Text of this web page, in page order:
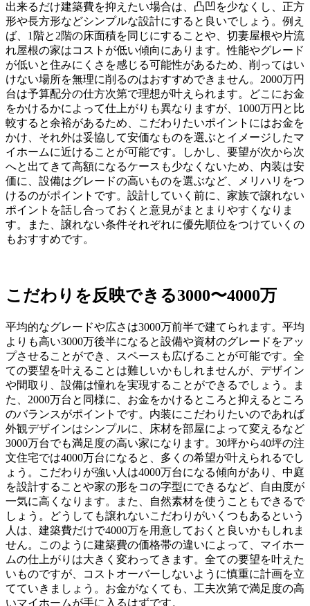
出来るだけ建築費を抑えたい場合は、凸凹を少なくし、正方
形や長方形などシンプルな設計にすると良いでしょう。例え
ば、1階と2階の床面積を同じにすることや、切妻屋根や片流
れ屋根の家はコストが低い傾向にあります。性能やグレード
が低いと住みにくさを感じる可能性があるため、削ってはい
けない場所を無理に削るのはおすすめできません。2000万円
台は予算配分の仕方次第で理想が叶えられます。どこにお金
をかけるかによって仕上がりも異なりますが、1000万円と比
較すると余裕があるため、こだわりたいポイントにはお金を
かけ、それ外は妥協して安価なものを選ぶとイメージしたマ
イホームに近けることが可能です。しかし、要望が次から次
へと出てきて高額になるケースも少なくないため、内装は安
価に、設備はグレードの高いものを選ぶなど、メリハリをつ
けるのがポイントです。設計していく前に、家族で譲れない
ポイントを話し合っておくと意見がまとまりやすくなりま
す。また、譲れない条件それぞれに優先順位をつけていくの
もおすすめです。
こだわりを反映できる3000〜4000万
平均的なグレードや広さは3000万前半で建てられます。平均
よりも高い3000万後半になると設備や資材のグレードをアッ
プさせることができ、スペースも広げることが可能です。全
ての要望を叶えることは難しいかもしれませんが、デザイン
や間取り、設備は憧れを実現することができるでしょう。ま
た、2000万台と同様に、お金をかけるところと抑えるところ
のバランスがポイントです。内装にこだわりたいのであれば
外観デザインはシンプルに、床材を部屋によって変えるなど
3000万台でも満足度の高い家になります。30坪から40坪の注
文住宅では4000万台になると、多くの希望が叶えられるでし
ょう。こだわりが強い人は4000万台になる傾向があり、中庭
を設計することや家の形をコの字型にできるなど、自由度が
一気に高くなります。また、自然素材を使うこともできるで
しょう。どうしても譲れないこだわりがいくつもあるという
人は、建築費だけで4000万を用意しておくと良いかもしれま
せん。このように建築費の価格帯の違いによって、マイホー
ムの仕上がりは大きく変わってきます。全ての要望を叶えた
いものですが、コストオーバーしないように慎重に計画を立
てていきましょう。お金がなくても、工夫次第で満足度の高
いマイホームが手に入るはずです。